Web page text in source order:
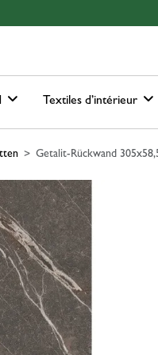
Textiles d’intérieur
Getalit-Rückwand